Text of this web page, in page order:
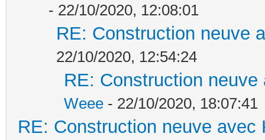
- 22/10/2020, 12:08:01
RE: Construction neuve
22/10/2020, 12:54:24
RE: Construction
Weee - 22/10/2020, 18:07:41
RE: Construction neuve avec